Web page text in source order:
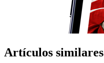
Artículos similares